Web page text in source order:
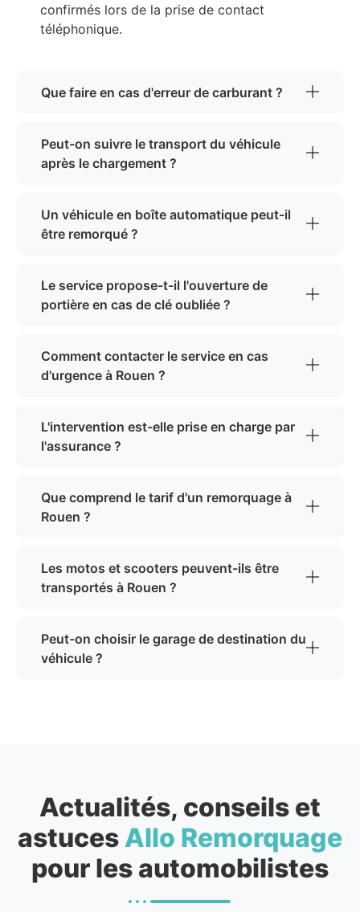
confirmés lors de la prise de contact
téléphonique.
Que faire en cas d'erreur de carburant ?
Peut-on suivre le transport du véhicule
après le chargement ?
Un véhicule en boîte automatique peut-il
être remorqué ?
Le service propose-t-il l'ouverture de
portière en cas de clé oubliée ?
Comment contacter le service en cas
d'urgence à Rouen ?
L'intervention est-elle prise en charge par
l'assurance ?
Que comprend le tarif d'un remorquage à
Rouen ?
Les motos et scooters peuvent-ils être
transportés à Rouen ?
Peut-on choisir le garage de destination du
véhicule ?
Actualités, conseils et
astuces Allo Remorquage
pour les automobilistes